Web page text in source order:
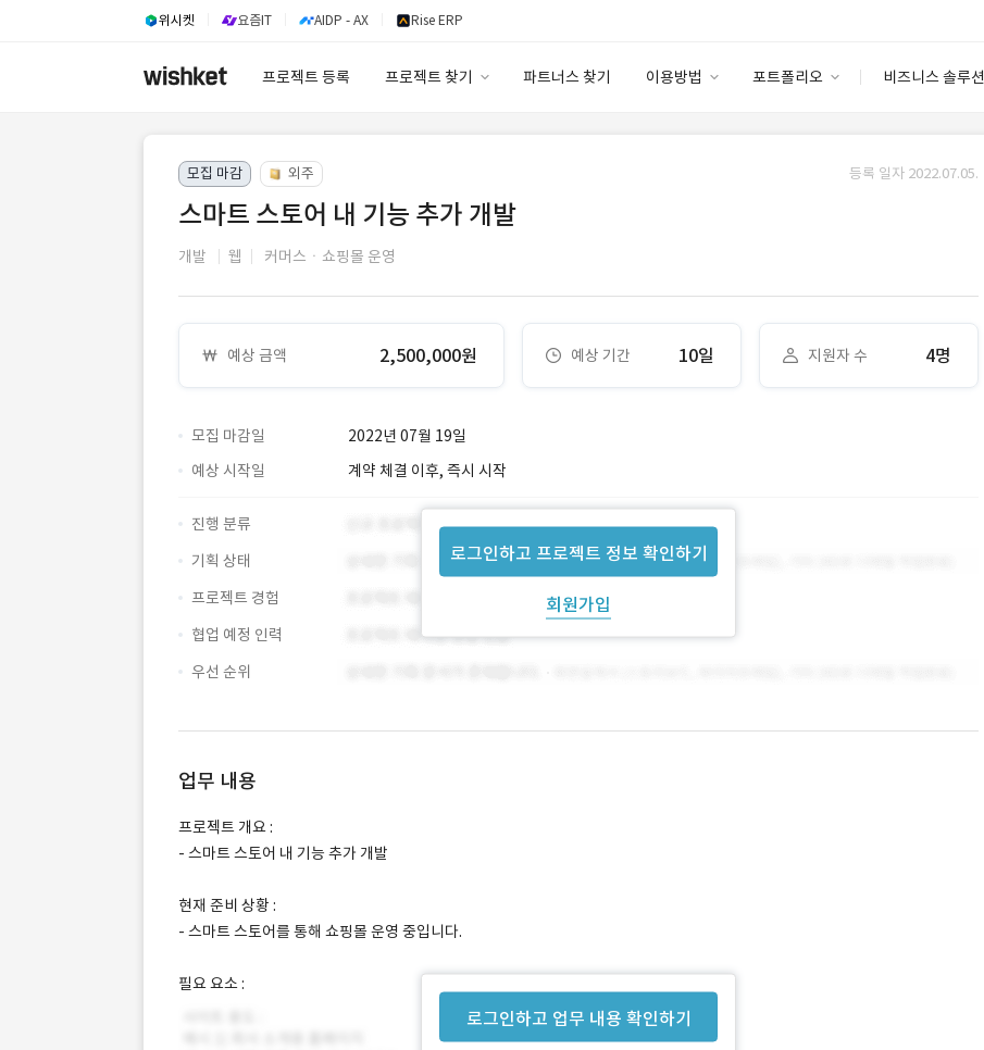
위시켓 요즘IT AIDP - AX Rise ERP
프로젝트 등록 프로젝트 찾기 파트너스 찾기 이용방법 포트폴리오 비즈니스 솔루션
안심 코드 케어
모집 마감 외주 등록 일자 2022.07.05.
스마트 스토어 내 기능 추가 개발
개발 웹 커머스ㆍ쇼핑몰 운영
예상 금액 2,500,000원 예상 기간 10일 지원자 수 4명
모집 마감일 2022년 07월 19일
로그인하고 프로젝트 정보 확인하기
회원가입
예상 시작일 계약 체결 이후, 즉시 시작
진행 분류
기획 상태
프로젝트 경험
협업 예정 인력
우선 순위
업무 내용
로그인하고 업무 내용 확인하기
프로젝트 개요 :
- 스마트 스토어 내 기능 추가 개발
현재 준비 상황 :
- 스마트 스토어를 통해 쇼핑몰 운영 중입니다.
필요 요소 :